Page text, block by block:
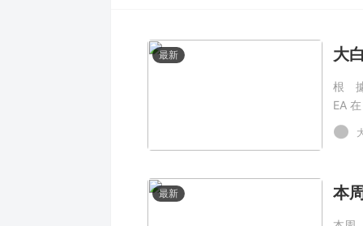
最新
根
EA
01-
爲
最新 本